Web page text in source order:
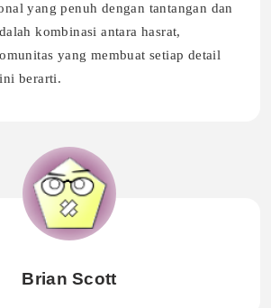
yang penuh dengan tantangan dan
kombinasi antara hasrat,
yang membuat setiap detail
berarti.
Brian Scott